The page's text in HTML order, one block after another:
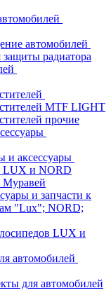
автомобилей
защиты радиатора
MTF LIGHT
прочие
и аксессуары
LUX и NORD
Муравей
и запчасти к
"Lux"; NORD;
LUX и
автомобилей
для автомобилей